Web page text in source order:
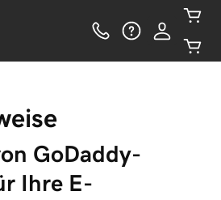
GoDaddy-
Ihre E-